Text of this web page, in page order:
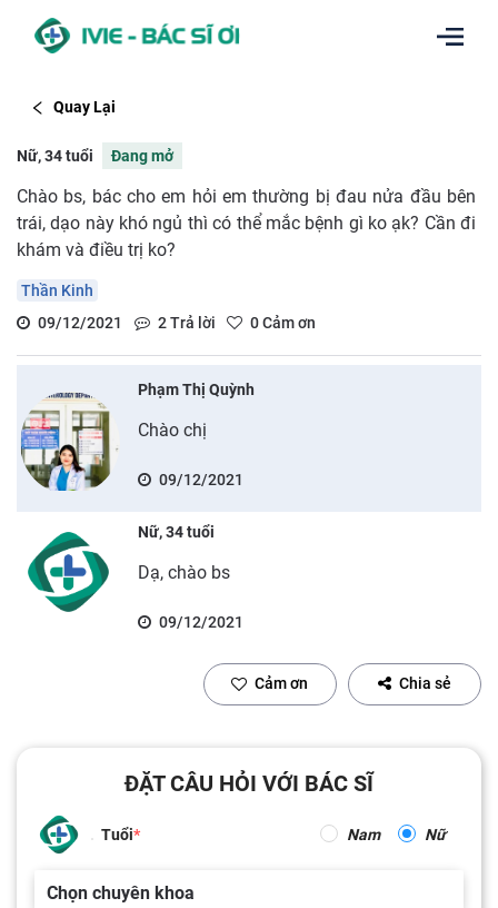
Quay Lại
Nữ, 34 tuổi Đang mở
Chào bs, bác cho em hỏi em thường bị đau nửa đầu bên
trái, dạo này khó ngủ thì có thể mắc bệnh gì ko ạk? Cần đi
khám và điều trị ko?
Thần Kinh
09/12/2021
2Trả lời 0Cảm ơn
Phạm Thị Quỳnh
Chào chị
09/12/2021
Nữ, 34 tuổi
Dạ, chào bs
09/12/2021
Cảm ơn Chia sẻ
ĐẶT CÂU HỎI VỚI BÁC SĨ
Tuổi Nam Nữ
Chọn chuyên khoa